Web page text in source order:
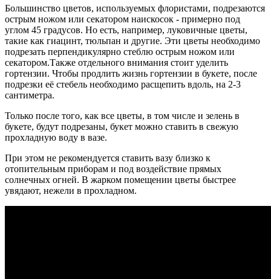
Большинство цветов, используемых флористами, подрезаются
острым ножом или секатором наискосок - примерно под
углом 45 градусов. Но есть, например, луковичные цветы,
такие как гиацинт, тюльпан и другие. Эти цветы необходимо
подрезать перпендикулярно стеблю острым ножом или
секатором.Также отдельного внимания стоит уделить
гортензии. Чтобы продлить жизнь гортензии в букете, после
подрезки её стебель необходимо расщепить вдоль, на 2-3
сантиметра.
Только после того, как все цветы, в том числе и зелень в
букете, будут подрезаны, букет можно ставить в свежую
прохладную воду в вазе.
При этом не рекомендуется ставить вазу близко к
отопительным приборам и под воздействие прямых
солнечных огней. В жарком помещении цветы быстрее
увядают, нежели в прохладном.